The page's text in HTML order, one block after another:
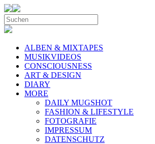
ALBEN & MIXTAPES
MUSIKVIDEOS
CONSCIOUSNESS
ART & DESIGN
DIARY
MORE
DAILY MUGSHOT
FASHION & LIFESTYLE
FOTOGRAFIE
IMPRESSUM
DATENSCHUTZ